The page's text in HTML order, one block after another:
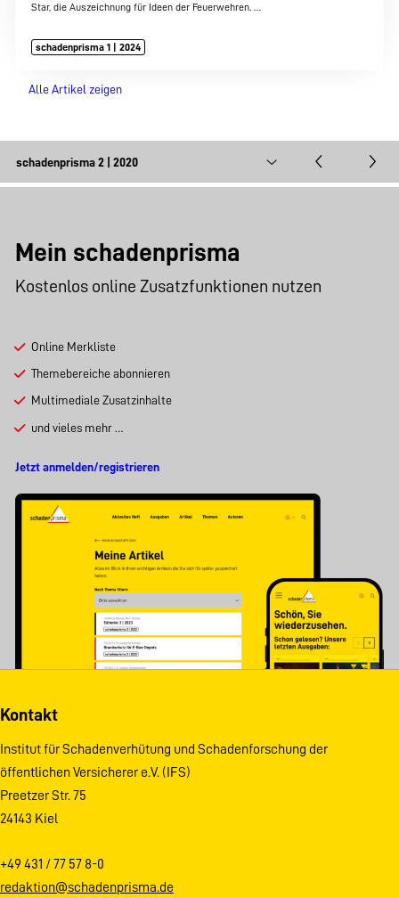
Star, die Auszeichnung für Ideen der Feuerwehren.
schadenprisma 1 | 2024
Alle Artikel zeigen
Mein schadenprisma
Kostenlos online Zusatzfunktionen nutzen
Online Merkliste
Themebereiche abonnieren
Multimediale Zusatzinhalte
und vieles mehr …
Jetzt anmelden/registrieren
Kontakt
Institut für Schadenverhütung und Schadenforschung der
öffentlichen Versicherer e.V. (IFS)
Preetzer Str. 75
24143 Kiel
+49 431 / 77 57 8-0
redaktion@schadenprisma.de